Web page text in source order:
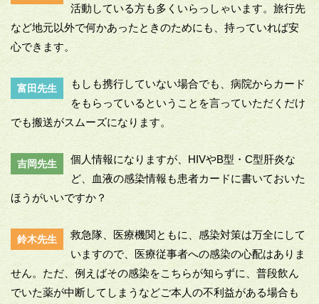
活動している方も多くいらっしゃいます。旅行先
など地元以外で何かあったときのためにも、持っていれば安
心できます。
富田先生
もしも携行していない場合でも、病院からカード
をもらっているということを言っていただくだけ
でも搬送がスムーズになります。
吉岡先生
個人情報になりますが、HIVやB型・C型肝炎な
ど、血液の感染情報も患者カードに書いておいた
ほうがいいですか？
鈴木先生
救急隊、医療機関ともに、感染対策は万全にして
いますので、医療従事者への感染の心配はありま
せん。ただ、例えばその感染をこちらが知らずに、普段飲ん
でいた薬が中断してしまうなどご本人の不利益がある場合も